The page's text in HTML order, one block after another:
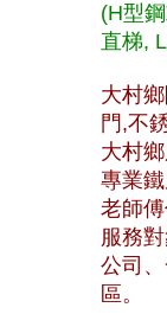
(H型
直梯,
大村
門,不
大村
專業
老師
服務
公司
區。